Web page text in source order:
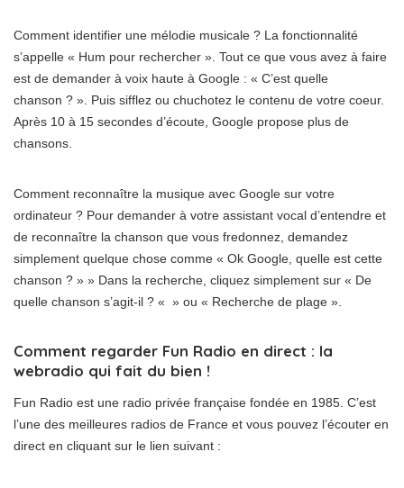
Comment identifier une mélodie musicale ? La fonctionnalité
s’appelle « Hum pour rechercher ». Tout ce que vous avez à faire
est de demander à voix haute à Google : « C’est quelle
chanson ? ». Puis sifflez ou chuchotez le contenu de votre coeur.
Après 10 à 15 secondes d’écoute, Google propose plus de
chansons.
Comment reconnaître la musique avec Google sur votre
ordinateur ? Pour demander à votre assistant vocal d’entendre et
de reconnaître la chanson que vous fredonnez, demandez
simplement quelque chose comme « Ok Google, quelle est cette
chanson ? » » Dans la recherche, cliquez simplement sur « De
quelle chanson s’agit-il ? « » ou « Recherche de plage ».
Comment regarder Fun Radio en direct : la
webradio qui fait du bien !
Fun Radio est une radio privée française fondée en 1985. C’est
l’une des meilleures radios de France et vous pouvez l’écouter en
direct en cliquant sur le lien suivant :